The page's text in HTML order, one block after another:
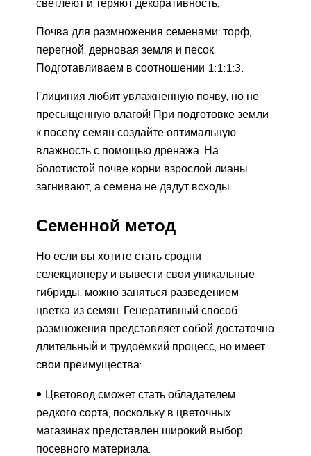
светлеют и теряют декоративность.
Почва для размножения семенами: торф,
перегной, дерновая земля и песок.
Подготавливаем в соотношении 1:1:1:3.
Глициния любит увлажненную почву, но не
пресыщенную влагой! При подготовке земли
к посеву семян создайте оптимальную
влажность с помощью дренажа. На
болотистой почве корни взрослой лианы
загнивают, а семена не дадут всходы.
Семенной метод
Но если вы хотите стать сродни
селекционеру и вывести свои уникальные
гибриды, можно заняться разведением
цветка из семян. Генеративный способ
размножения представляет собой достаточно
длительный и трудоёмкий процесс, но имеет
свои преимущества:
Цветовод сможет стать обладателем
редкого сорта, поскольку в цветочных
магазинах представлен широкий выбор
посевного материала.